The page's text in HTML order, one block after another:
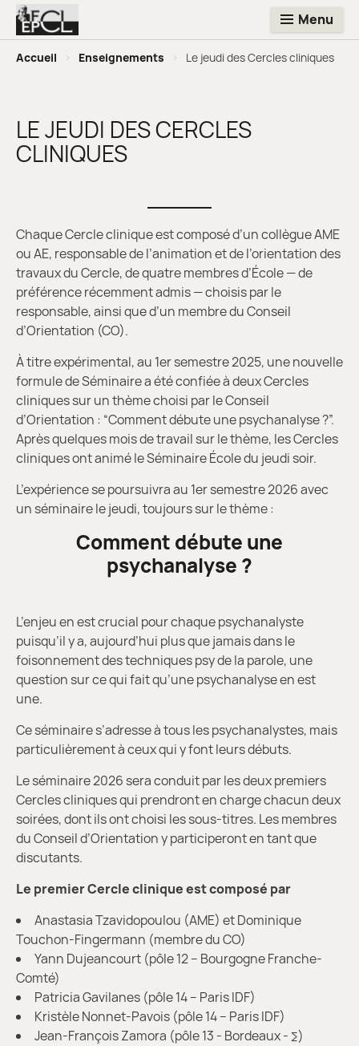
Menu
Accueil > Enseignements > Le jeudi des Cercles cliniques
LE JEUDI DES CERCLES
CLINIQUES
Chaque Cercle clinique est composé d’un collègue AME
ou AE, responsable de l’animation et de l’orientation des
travaux du Cercle, de quatre membres d’École — de
préférence récemment admis — choisis par le
responsable, ainsi que d’un membre du Conseil
d’Orientation (CO).
À titre expérimental, au 1er semestre 2025, une nouvelle
formule de Séminaire a été confiée à deux Cercles
cliniques sur un thème choisi par le Conseil
d’Orientation : “Comment débute une psychanalyse ?”.
Après quelques mois de travail sur le thème, les Cercles
cliniques ont animé le Séminaire École du jeudi soir.
L’expérience se poursuivra au 1er semestre 2026 avec
un séminaire le jeudi, toujours sur le thème :
Comment débute une
psychanalyse ?
L’enjeu en est crucial pour chaque psychanalyste
puisqu’il y a, aujourd’hui plus que jamais dans le
foisonnement des techniques psy de la parole, une
question sur ce qui fait qu’une psychanalyse en est
une.
Ce séminaire s’adresse à tous les psychanalystes, mais
particulièrement à ceux qui y font leurs débuts.
Le séminaire 2026 sera conduit par les deux premiers
Cercles cliniques qui prendront en charge chacun deux
soirées, dont ils ont choisi les sous-titres. Les membres
du Conseil d’Orientation y participeront en tant que
discutants.
Le premier Cercle clinique est composé par
Anastasia Tzavidopoulou (AME) et Dominique
Touchon-Fingermann (membre du CO)
Yann Dujeancourt (pôle 12 – Bourgogne Franche-
Comté)
Patricia Gavilanes (pôle 14 – Paris IDF)
Kristèle Nonnet-Pavois (pôle 14 – Paris IDF)
Jean-François Zamora (pôle 13 - Bordeaux - ∑)